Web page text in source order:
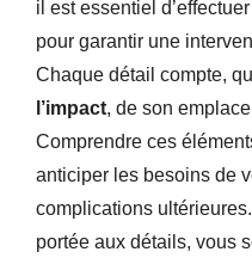
il est essentiel
pour garantir une
Chaque détail compte,
l’impact, de son
Comprendre ces
anticiper les besoins de
complications
portée aux détails, vous